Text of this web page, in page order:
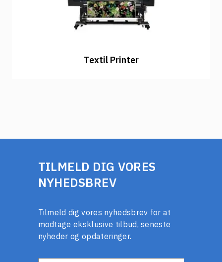
Textil Printer
TILMELD DIG VORES
NYHEDSBREV
Tilmeld dig vores nyhedsbrev for at
modtage eksklusive tilbud, seneste
nyheder og opdateringer.